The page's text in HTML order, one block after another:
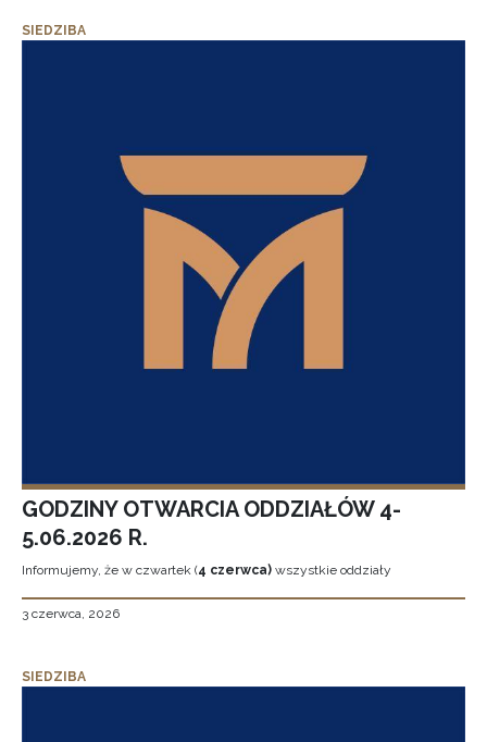
SIEDZIBA
GODZINY OTWARCIA ODDZIAŁÓW 4-
5.06.2026 R.
Informujemy, że w czwartek (4 czerwca) wszystkie oddziały
3 czerwca, 2026
SIEDZIBA